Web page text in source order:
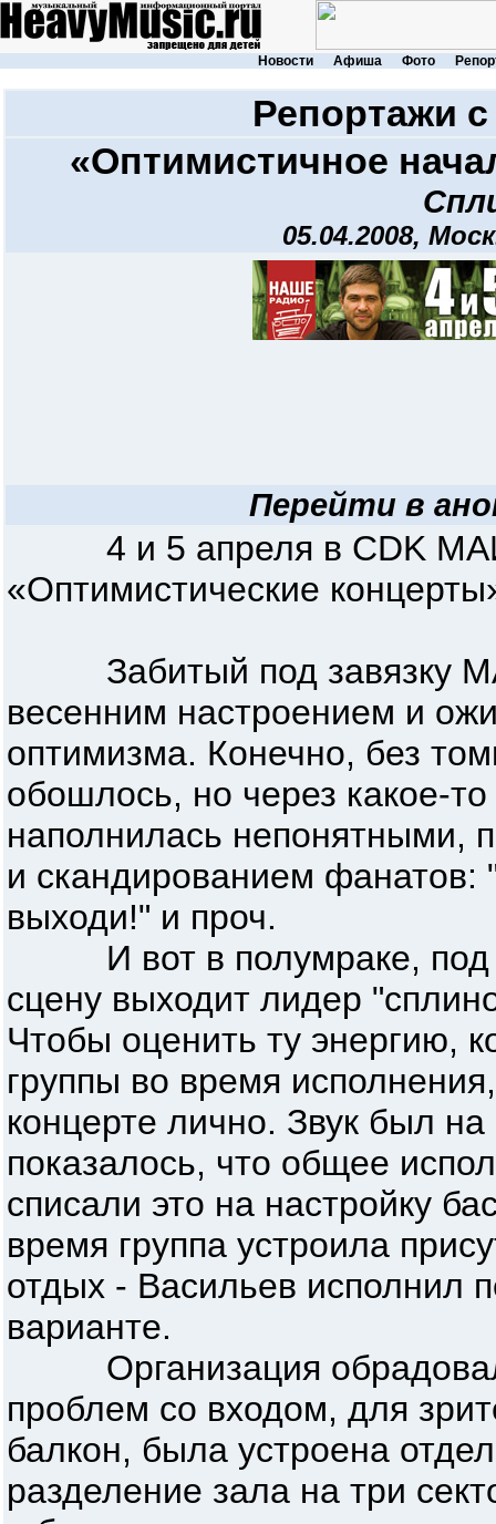
Новости Афиша Фото
Репортажи
«Оптимистичное
05.04.2008,
Перейти в
4 и 5 апреля в CDK МАИ
«Оптимистические
Забитый под завязку
весенним настроением и
оптимизма. Конечно, без
обошлось, но через какое-
наполнилась непонятными,
и скандированием
выходи!" и проч.
И вот в полумраке, под
сцену выходит лидер
Чтобы оценить ту энергию,
группы во время
концерте лично. Звук был
показалось, что общее
списали это на настройку
время группа устроила
отдых - Васильев исполнил
варианте.
Организация
проблем со входом, для
балкон, была устроена
разделение зала на три